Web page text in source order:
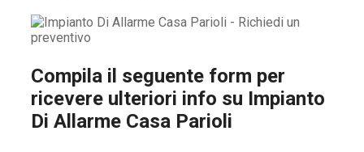
Compila il seguente form per
ricevere ulteriori info su Impianto
Di Allarme Casa Parioli